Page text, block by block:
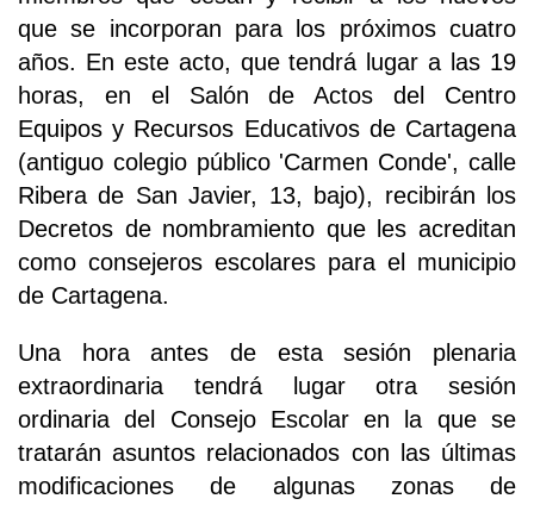
que se incorporan para los próximos cuatro
años. En este acto, que tendrá lugar a las 19
horas, en el Salón de Actos del Centro
Equipos y Recursos Educativos de Cartagena
(antiguo colegio público 'Carmen Conde', calle
Ribera de San Javier, 13, bajo), recibirán los
Decretos de nombramiento que les acreditan
como consejeros escolares para el municipio
de Cartagena.
Una hora antes de esta sesión plenaria
extraordinaria tendrá lugar otra sesión
ordinaria del Consejo Escolar en la que se
tratarán asuntos relacionados con las últimas
modificaciones de algunas zonas de